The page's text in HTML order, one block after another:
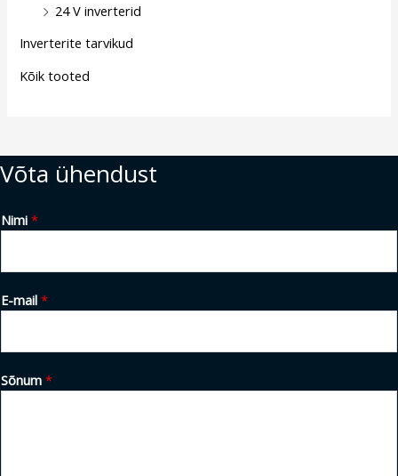
24 V inverterid
Inverterite tarvikud
Kõik tooted
Võta ühendust
Nimi *
E-mail *
Sõnum *